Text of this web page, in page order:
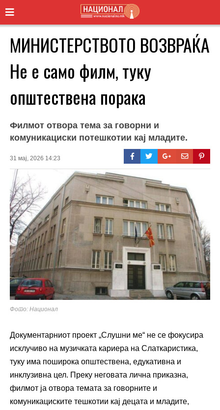
МИНИСТЕРСТВОТО ВОЗВРАЌА
Не е само филм, туку
општествена порака
Филмот отвора тема за говорни и
комуникациски потешкотии кај младите.
31 мај, 2026 14:23
Фото: Национал
Документарниот проект „Слушни ме“ не се фокусира
исклучиво на музичката кариера на Слаткаристика,
туку има поширока општествена, едукативна и
инклузивна цел. Преку неговата лична приказна,
филмот ја отвора темата за говорните и
комуникациските тешкотии кај децата и младите,